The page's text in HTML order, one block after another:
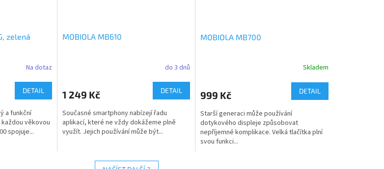
zelená
Na dotaz
DETAIL
a funkční
věkovou
spojuje...
MOBIOLA MB610
do 3 dnů
1 249 Kč DETAIL
Současné smartphony nabízejí řadu
aplikací, které ne vždy dokážeme plně
využít. Jejich používání může být...
MOBIOLA MB700
Skladem
999 Kč DETAIL
Starší generaci může používání
dotykového displeje způsobovat
nepříjemné komplikace. Velká tlačítka plní
svou funkci...